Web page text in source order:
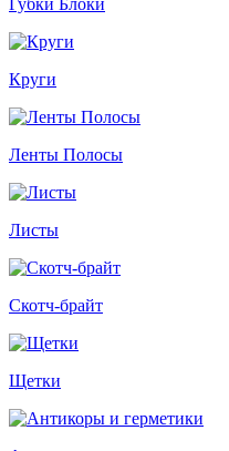
Круги
Ленты Полосы
Листы
Скотч-брайт
Щетки